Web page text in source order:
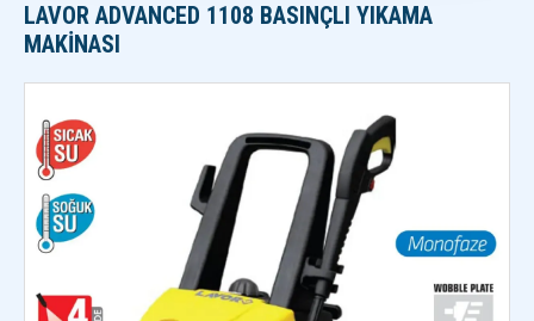
LAVOR ADVANCED 1108 BASINÇLI YIKAMA
MAKINASI